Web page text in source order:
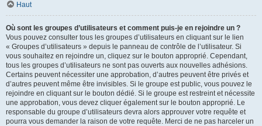
Haut
Où sont les groupes d’utilisateurs et comment puis-je en rejoindre un ?
Vous pouvez consulter tous les groupes d’utilisateurs en cliquant sur le lien
« Groupes d’utilisateurs » depuis le panneau de contrôle de l’utilisateur. Si
vous souhaitez en rejoindre un, cliquez sur le bouton approprié. Cependant,
tous les groupes d’utilisateurs ne sont pas ouverts aux nouvelles adhésions.
Certains peuvent nécessiter une approbation, d’autres peuvent être privés et
d’autres peuvent même être invisibles. Si le groupe est public, vous pouvez le
rejoindre en cliquant sur le bouton dédié. Si le groupe est restreint et nécessite
une approbation, vous devez cliquer également sur le bouton approprié. Le
responsable du groupe d’utilisateurs devra alors approuver votre requête et
pourra vous demander la raison de votre requête. Merci de ne pas harceler un